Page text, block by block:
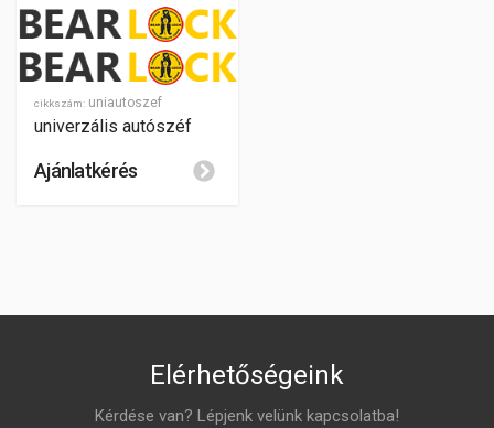
cikkszám: uniautoszef
univerzális autószéf
Ajánlatkérés
Elérhetőségeink
Kérdése van? Lépjenk velünk kapcsolatba!